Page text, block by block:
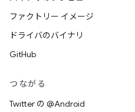
ファクトリー イメージ
ドライバのバイナリ
GitHub
つながる
Twitter の @Android